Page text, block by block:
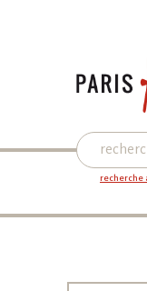
recherche